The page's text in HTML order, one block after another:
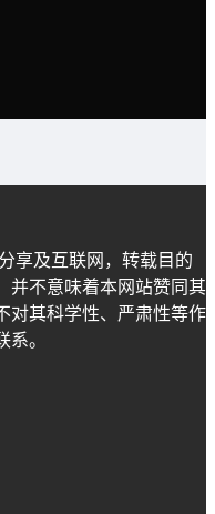
享及互联网，转载目的
并不意味着本网站赞同其
对其科学性、严肃性等作
。